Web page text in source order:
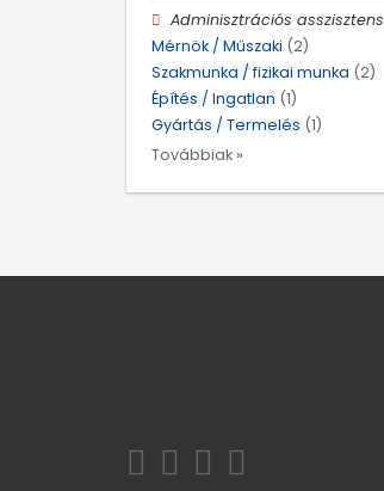
Adminisztrációs asszisztens
Mérnök / Műszaki (2)
Szakmunka / fizikai munka (2)
Építés / Ingatlan (1)
Gyártás / Termelés (1)
Továbbiak »